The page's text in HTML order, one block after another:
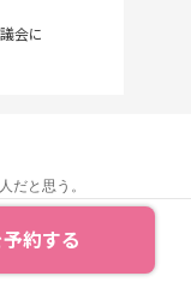
約する
会に
だと思う。